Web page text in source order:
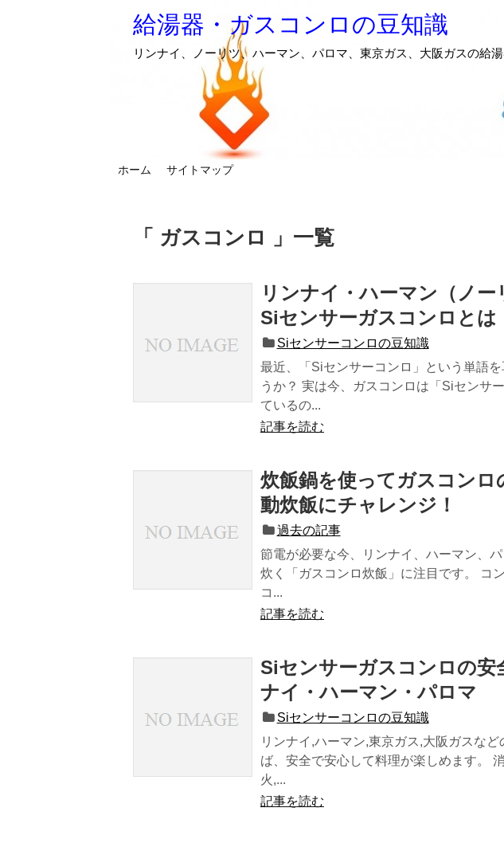
給湯器・ガスコンロの豆知識
リンナイ、ノーリツ、ハーマン、パロマ、東京ガス、大阪ガスの給
ホーム サイトマップ
ガスコンロ 一覧
リンナイ・ハーマン（ノ
Siセンサーガスコンロとは
Siセンサーコンロの豆知識
最近、「Siセンサーコンロ」という単語
うか？ 実は今、ガスコンロは「Siセンサ
ているの...
記事を読む
炊飯鍋を使ってガスコンロ
動炊飯にチャレンジ！
過去の記事
節電が必要な今、リンナイ、ハーマン、
炊く「ガスコンロ炊飯」に注目です。 コ
コ...
記事を読む
Siセンサーガスコンロの安
ナイ・ハーマン・パロマ
Siセンサーコンロの豆知識
リンナイ,ハーマン,東京ガス,大阪ガスな
ば、安全で安心して料理が楽しめます。
火,...
記事を読む